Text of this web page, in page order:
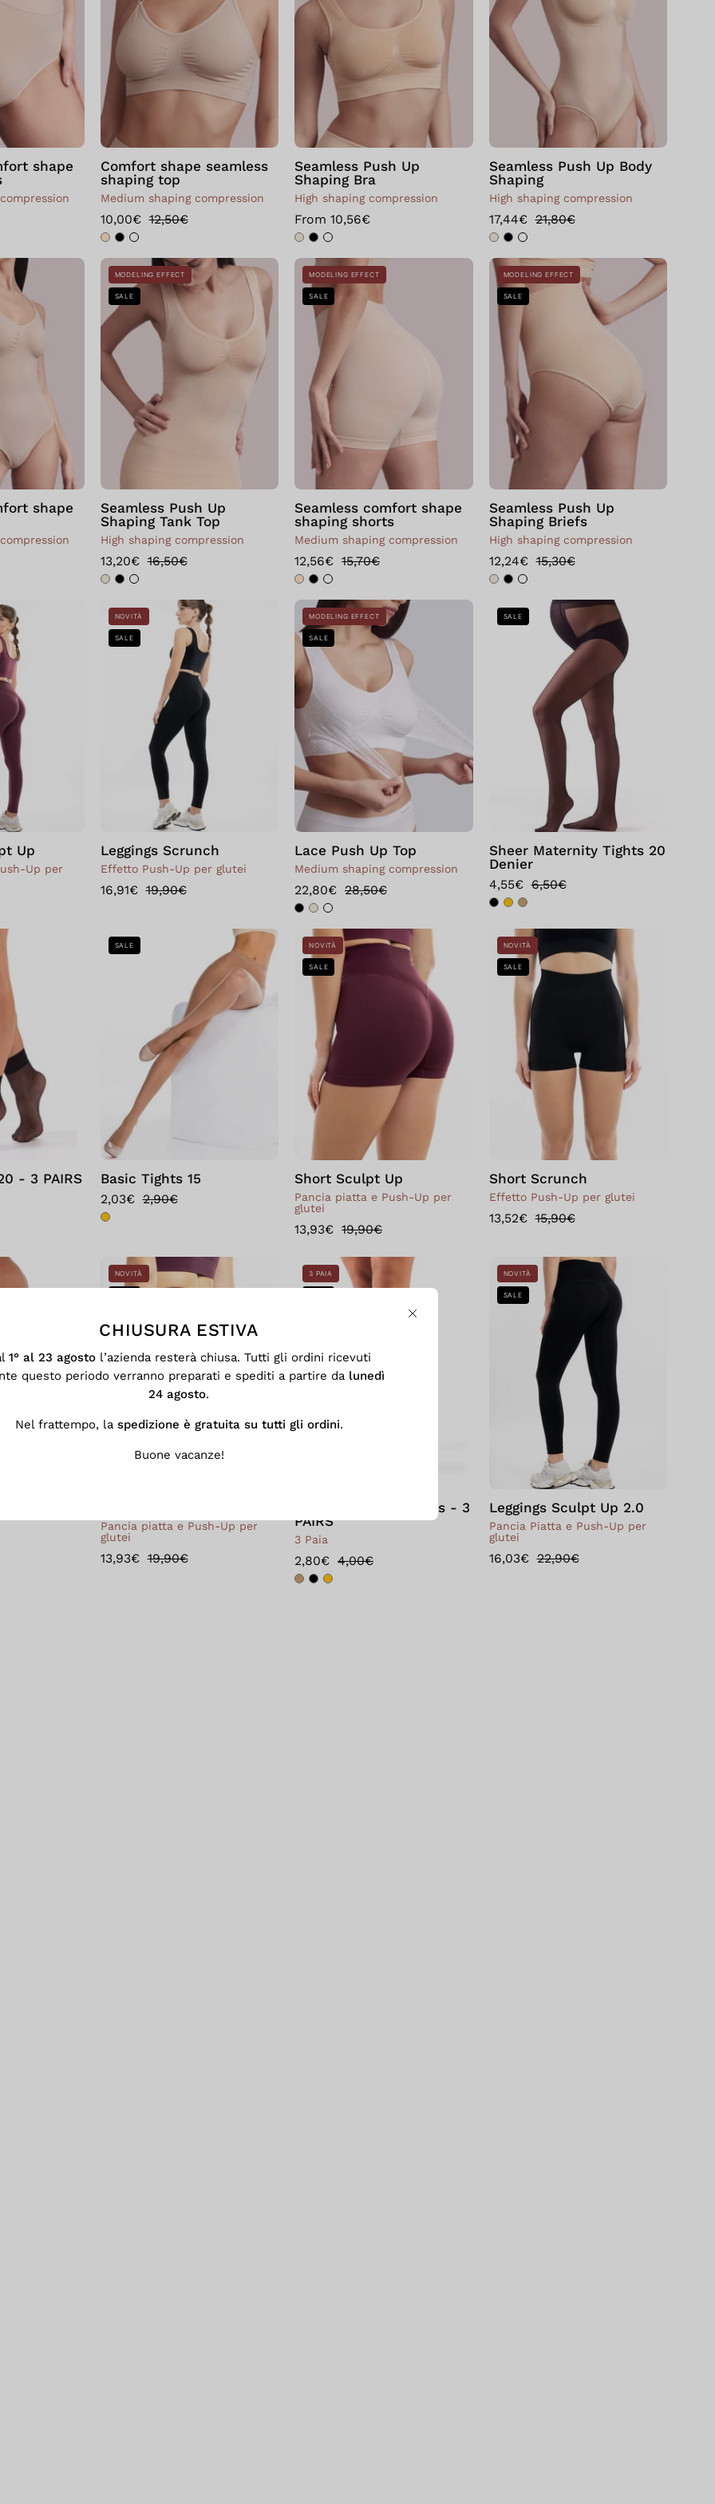
CHIUSURA ESTIVA
1° al 23 agosto l’azienda resterà chiusa. Tutti gli ordini ricevuti
questo periodo verranno preparati e spediti a partire da lunedì
24 agosto.
Nel frattempo, la spedizione è gratuita su tutti gli ordini.
Buone vacanze!
Close
shape
shape
Skin
Comfort shape seamless
shaping top
Medium shaping compression
10,00€ 12,50€
Seamless Push Up
Shaping Bra
High shaping compression
From 10,56€
Seamless Push Up Body
Shaping
High shaping compression
17,44€ 21,80€
modellante
comfort
shape
Seamless
Push
Shaping
Top
MODELING EFFECT
SALE
Seamless Push Up
Shaping Tank Top
High shaping compression
13,20€ 16,50€
Bellissima:
Short
modellante
MODELING EFFECT
SALE
Seamless comfort shape
shaping shorts
Medium shaping compression
12,56€ 15,70€
Seamless
Push
Up
Shaping
MODELING EFFECT
SALE
Seamless Push Up
Shaping Briefs
High shaping compression
12,24€ 15,30€
Up
Up
Up per
Leggings
Scrunch
NOVITÀ
SALE
Leggings Scrunch
Effetto Push-Up per glutei
16,91€ 19,90€
Bellissima:
Top
Push
Up
in
Nero
MODELING EFFECT
SALE
Lace Push Up Top
Medium shaping compression
22,80€ 28,50€
Bellissima:
Collant
Velato
Premaman
20
denari
Nero
SALE
Sheer Maternity Tights 20
Denier
4,55€ 6,50€
Bellissima:
Calzino
Special
PAIA
- 3 PAIRS
Bellissima:
Collant
Basic
15
Miele
SALE
Basic Tights 15
2,03€ 2,90€
Short
Sculpt
NOVITÀ
SALE
Short Sculpt Up
Pancia piatta e Push-Up per
glutei
13,93€ 19,90€
Scrunch
NOVITÀ
SALE
Short Scrunch
Effetto Push-Up per glutei
13,52€ 15,90€
Bellissima:
PAIRS
Short
Sculpt
2.0
NOVITÀ
Pancia piatta e Push-Up per
glutei
13,93€ 19,90€
Bellissima:
Gambaletto
Special
3 PAIA
Special 20 knee-highs - 3
PAIRS
3 Paia
2,80€ 4,00€
Leggings
Sculpt
NOVITÀ
SALE
Leggings Sculpt Up 2.0
Pancia Piatta e Push-Up per
glutei
16,03€ 22,90€